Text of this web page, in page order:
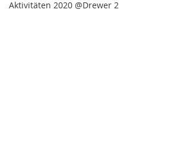
Aktivitäten 2020 @Drewer 2